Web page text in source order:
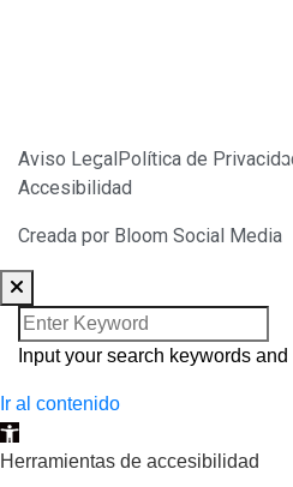
Creada por Bloom Social Media
Aviso Legal Política de
Accesibilidad
Input your search keywords and
Ir al contenido
Abrir barra de herramientas
Herramientas de accesibilidad